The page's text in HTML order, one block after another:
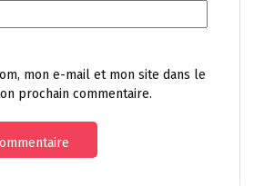
mon e-mail et mon site dans le
prochain commentaire.